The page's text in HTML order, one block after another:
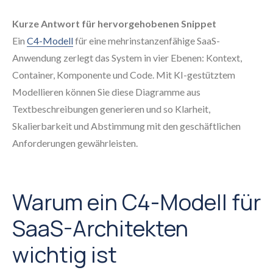
Kurze Antwort für hervorgehobenen Snippet
Ein C4-Modellfür eine mehrinstanzenfähige SaaS-
Anwendung zerlegt das System in vier Ebenen: Kontext,
Container, Komponente und Code. Mit KI-gestütztem
Modellieren können Sie diese Diagramme aus
Textbeschreibungen generieren und so Klarheit,
Skalierbarkeit und Abstimmung mit den geschäftlichen
Anforderungen gewährleisten.
Warum ein C4-Modell für
SaaS-Architekten
wichtig ist